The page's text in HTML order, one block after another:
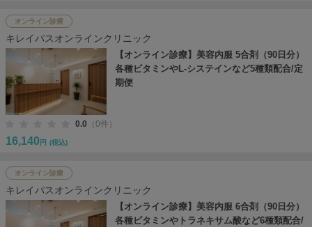
オンライン診療
キレイパスオンラインクリニック
【オンライン診療】美容内服 5合剤（90日分）
各種ビタミンやL-システインなど5種類配合/定
期便
0.0 （0件）
16,140 円 (税込)
オンライン診療
キレイパスオンラインクリニック
【オンライン診療】美容内服 6合剤（90日分）
各種ビタミンやトラネキサム酸など6種類配合/